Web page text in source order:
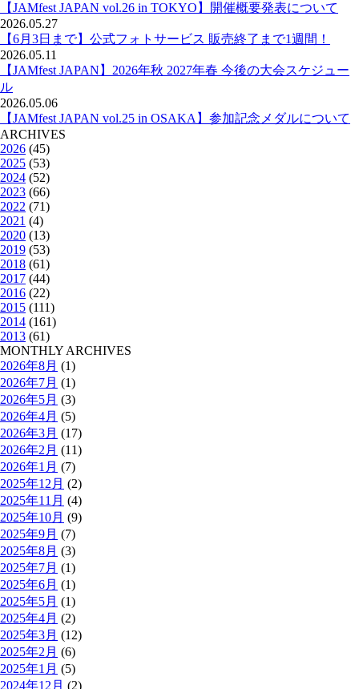
【JAMfest JAPAN vol.26 in TOKYO】開催概要発表について
2026.05.27
【6月3日まで】公式フォトサービス 販売終了まで1週間！
2026.05.11
【JAMfest JAPAN】2026年秋 2027年春 今後の大会スケジュー
ル
2026.05.06
【JAMfest JAPAN vol.25 in OSAKA】参加記念メダルについて
ARCHIVES
2026 (45)
2025 (53)
2024 (52)
2023 (66)
2022 (71)
2021 (4)
2020 (13)
2019 (53)
2018 (61)
2017 (44)
2016 (22)
2015 (111)
2014 (161)
2013 (61)
MONTHLY ARCHIVES
2026年8月 (1)
2026年7月 (1)
2026年5月 (3)
2026年4月 (5)
2026年3月 (17)
2026年2月 (11)
2026年1月 (7)
2025年12月 (2)
2025年11月 (4)
2025年10月 (9)
2025年9月 (7)
2025年8月 (3)
2025年7月 (1)
2025年6月 (1)
2025年5月 (1)
2025年4月 (2)
2025年3月 (12)
2025年2月 (6)
2025年1月 (5)
2024年12月 (2)